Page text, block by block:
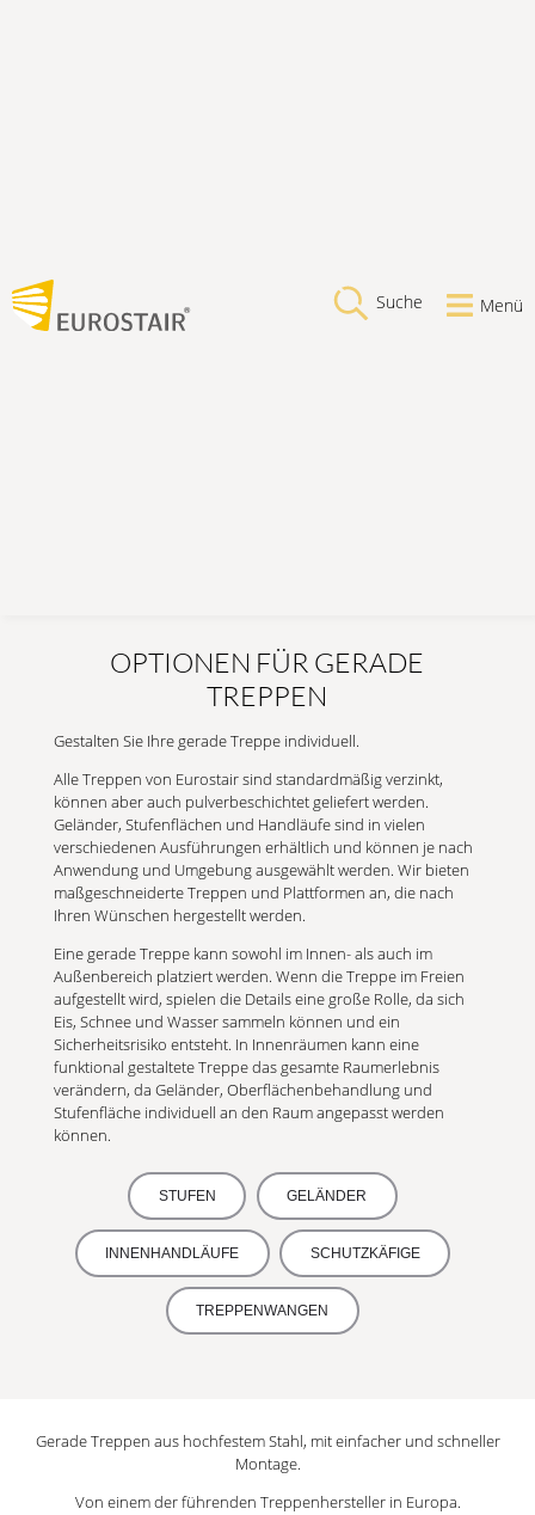
Suche Menü
OPTIONEN FÜR GERADE
TREPPEN
Gestalten Sie Ihre gerade Treppe individuell.
Alle Treppen von Eurostair sind standardmäßig verzinkt,
können aber auch pulverbeschichtet geliefert werden.
Geländer, Stufenflächen und Handläufe sind in vielen
verschiedenen Ausführungen erhältlich und können je nach
Anwendung und Umgebung ausgewählt werden. Wir bieten
maßgeschneiderte Treppen und Plattformen an, die nach
Ihren Wünschen hergestellt werden.
Eine gerade Treppe kann sowohl im Innen- als auch im
Außenbereich platziert werden. Wenn die Treppe im Freien
aufgestellt wird, spielen die Details eine große Rolle, da sich
Eis, Schnee und Wasser sammeln können und ein
Sicherheitsrisiko entsteht. In Innenräumen kann eine
funktional gestaltete Treppe das gesamte Raumerlebnis
verändern, da Geländer, Oberflächenbehandlung und
Stufenfläche individuell an den Raum angepasst werden
können.
STUFEN GELÄNDER
INNENHANDLÄUFE SCHUTZKÄFIGE
TREPPENWANGEN
Gerade Treppen aus hochfestem Stahl, mit einfacher und schneller
Montage.
Von einem der führenden Treppenhersteller in Europa.